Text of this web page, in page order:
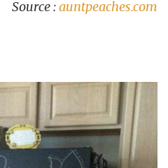
Source :auntpeaches.com